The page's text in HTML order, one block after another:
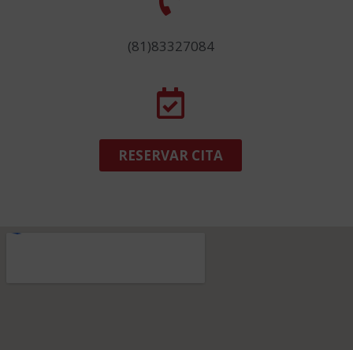
(81)83327084
RESERVAR CITA